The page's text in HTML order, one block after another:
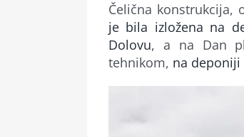
Čelična konstrukcija,
je bila izložena na
Dolovu, a na Dan
tehnikom, na